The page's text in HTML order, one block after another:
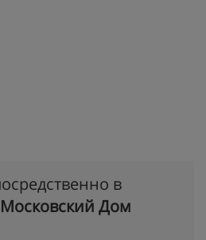
в
Московский Дом